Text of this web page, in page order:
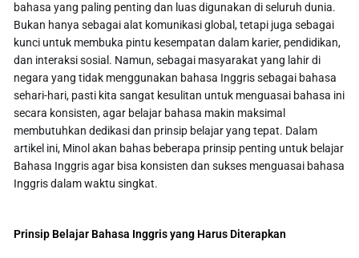
bahasa yang paling penting dan luas digunakan di seluruh dunia.
Bukan hanya sebagai alat komunikasi global, tetapi juga sebagai
kunci untuk membuka pintu kesempatan dalam karier, pendidikan,
dan interaksi sosial. Namun, sebagai masyarakat yang lahir di
negara yang tidak menggunakan bahasa Inggris sebagai bahasa
sehari-hari, pasti kita sangat kesulitan untuk menguasai bahasa ini
secara konsisten, agar belajar bahasa makin maksimal
membutuhkan dedikasi dan prinsip belajar yang tepat. Dalam
artikel ini, Minol akan bahas beberapa prinsip penting untuk belajar
Bahasa Inggris agar bisa konsisten dan sukses menguasai bahasa
Inggris dalam waktu singkat.
Prinsip Belajar Bahasa Inggris yang Harus Diterapkan